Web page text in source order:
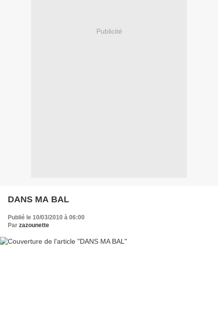
Publicité
DANS MA BAL
Publié le 10/03/2010 à 06:00
Par zazounette